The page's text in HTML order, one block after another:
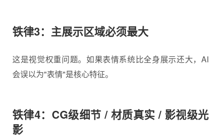
铁律3：主展示区域必须最大
这是视觉权重问题。如果表情系统比全身展示还大，AI
会误以为"表情"是核心特征。
铁律4：CG级细节 / 材质真实 / 影视级光
影